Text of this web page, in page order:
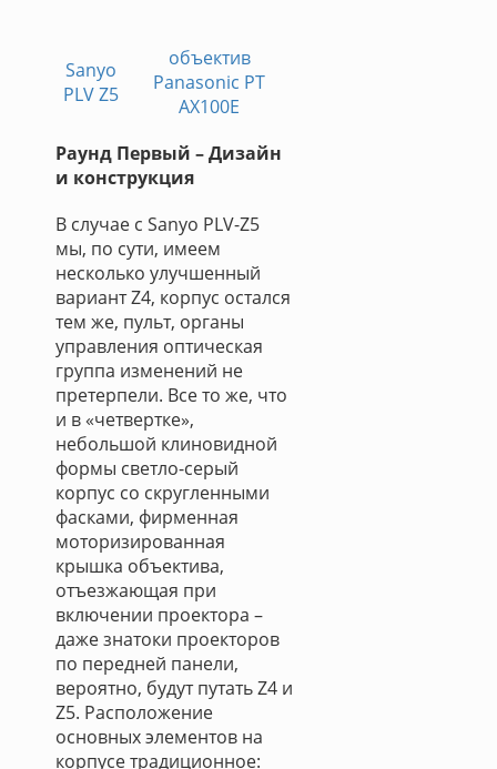
Sanyo
PLV Z5
объектив
Panasonic PT
AX100E
Раунд Первый – Дизайн
и конструкция
В случае с Sanyo PLV-Z5
мы, по сути, имеем
несколько улучшенный
вариант Z4, корпус остался
тем же, пульт, органы
управления оптическая
группа изменений не
претерпели. Все то же, что
и в «четвертке»,
небольшой клиновидной
формы светло-серый
корпус со скругленными
фасками, фирменная
моторизированная
крышка объектива,
отъезжающая при
включении проектора –
даже знатоки проекторов
по передней панели,
вероятно, будут путать Z4 и
Z5. Расположение
основных элементов на
корпусе традиционное: